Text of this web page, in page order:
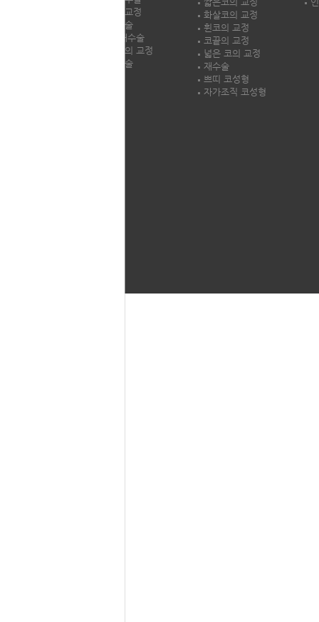
안검하수교정
안검성형술
쌍꺼풀 재수술
다크서클의 교정
이마교정술
화살코의 교정
휜코의 교정
코끝의 교정
넓은 코의 교정
재수술
쁘띠 코성형
자가조직 코성형